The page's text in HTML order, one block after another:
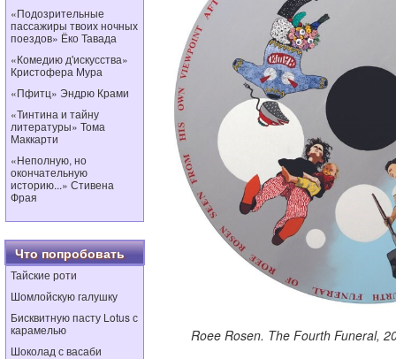
«Подозрительные
пассажиры твоих ночных
поездов» Ёко Тавада
«Комедию д'искусства»
Кристофера Мура
«Пфитц» Эндрю Крами
«Тинтина и тайну
литературы» Тома
Маккарти
«Неполную, но
окончательную
историю...» Стивена
Фрая
Что попробовать
Тайские роти
Шомлойскую галушку
Бисквитную пасту Lotus с
карамелью
Шоколад с васаби
Roee Rosen. The Fourth Funeral,